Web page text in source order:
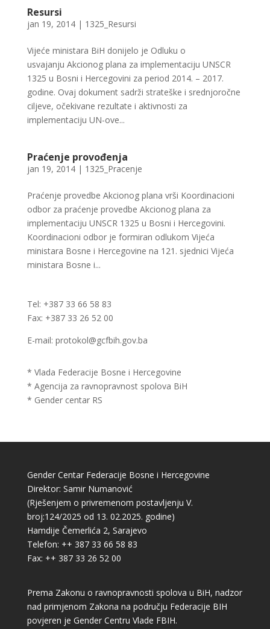
Resursi
jan 19, 2014| 1325_Resursi
Vijeće ministara BiH donijelo je Odluku o
usvajanju Akcionog plana za implementaciju UNSCR
1325 u Bosni i Hercegovini za period 2014. – 2017.
godine. Ovaj dokument sadrži strateške i srednjoročne
ciljeve, očekivane rezultate i aktivnosti za
implementaciju UN-ove...
Praćenje provođenja
jan 19, 2014| 1325_Pracenje
Praćenje provedbe Akcionog plana vrši Koordinacioni
odbor za praćenje provedbe Akcionog plana za
implementaciju UNSCR 1325 u Bosni i Hercegovini.
Koordinacioni odbor je formiran odlukom Vijeća
ministara Bosne i Hercegovine na 121. sjednici Vijeća
ministara Bosne i...
Tel: +387 33 66 58 83
Fax: +387 33 26 52 00
E-mail: protokol@gcfbih.gov.ba
* Vlada Federacije Bosne i Hercegovine
* Agencija za ravnopravnost spolova BiH
* Gender centar RS
Gender Centar Federacije Bosne i Hercegovine
Direktor: Samir Numanović
(Rješenjem o privremenom postavljenju V.
broj:124/2025 od 13. 02.2025. godine)
Hamdije Čemerlića 2, Sarajevo
Telefon: ++ 387 33 66 58 83
Fax: ++ 387 33 26 52 00
Prema Zakonu o ravnopravnosti spolova u BiH, nadzor
nad primjenom Zakona na području Federacije BIH
povjeren je Gender Centru Vlade FBIH.